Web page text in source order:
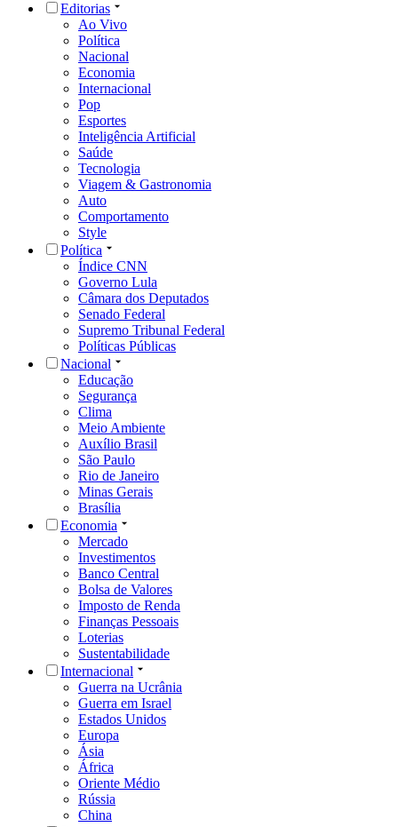
Editorias
Ao Vivo
Política
Nacional
Economia
Internacional
Pop
Esportes
Inteligência Artificial
Saúde
Tecnologia
Viagem & Gastronomia
Auto
Comportamento
Style
Política
Índice CNN
Governo Lula
Câmara dos Deputados
Senado Federal
Supremo Tribunal Federal
Políticas Públicas
Nacional
Educação
Segurança
Clima
Meio Ambiente
Auxílio Brasil
São Paulo
Rio de Janeiro
Minas Gerais
Brasília
Economia
Mercado
Investimentos
Banco Central
Bolsa de Valores
Imposto de Renda
Finanças Pessoais
Loterias
Sustentabilidade
Internacional
Guerra na Ucrânia
Guerra em Israel
Estados Unidos
Europa
Ásia
África
Oriente Médio
Rússia
China